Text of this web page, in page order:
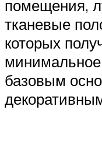
помещения,
тканевые
которых
базовым